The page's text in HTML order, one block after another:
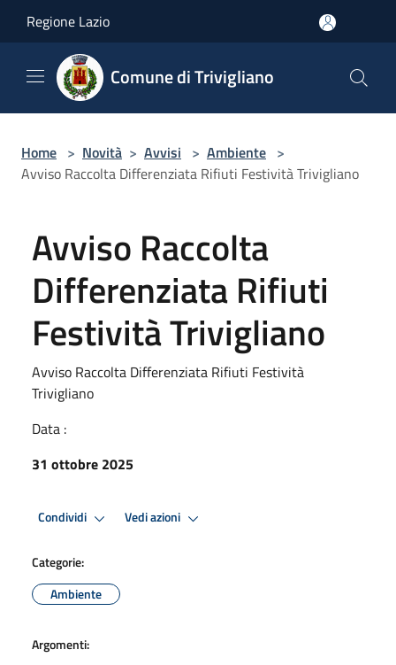
Regione Lazio
Comune di Trivigliano
Home > Novità > Avvisi > Ambiente >
Avviso Raccolta Differenziata Rifiuti Festività Trivigliano
Avviso Raccolta
Differenziata Rifiuti
Festività Trivigliano
Avviso Raccolta Differenziata Rifiuti Festività
Trivigliano
Data :
31 ottobre 2025
Condividi Vedi azioni
Categorie:
Ambiente
Argomenti: